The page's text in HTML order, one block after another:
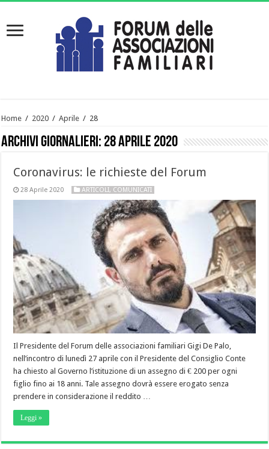
Home / 2020 / Aprile / 28
Archivi giornalieri: 28 Aprile 2020
Coronavirus: le richieste del Forum
28 Aprile 2020 ARTICOLI, COMUNICATI
Il Presidente del Forum delle associazioni familiari Gigi De Palo,
nell’incontro di lunedì 27 aprile con il Presidente del Consiglio Conte
ha chiesto al Governo l’istituzione di un assegno di € 200 per ogni
figlio fino ai 18 anni. Tale assegno dovrà essere erogato senza
prendere in considerazione il reddito …
Leggi »